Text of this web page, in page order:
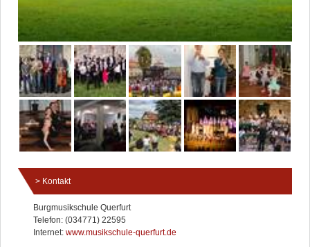
Kontakt
Burgmusikschule Querfurt
Telefon: (034771) 22595
Internet: www.musikschule-querfurt.de